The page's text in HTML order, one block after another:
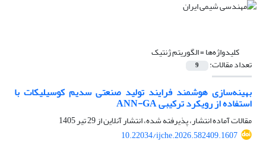
کلیدواژه‌ها =الگوریتم ژنتیک
تعداد مقالات: 9
بهینه‌سازی هوشمند فرایند تولید صنعتی سدیم کوسیلیکات با
استفاده از رویکرد ترکیبی ANN-GA
مقالات آماده انتشار، پذیرفته شده، انتشار آنلاین از29 تیر 1405
10.22034/ijche.2026.582409.1607